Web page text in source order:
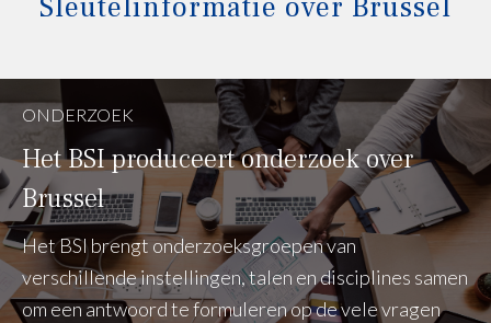
Sleutelinformatie over Brussel
ONDERZOEK
Het BSI produceert onderzoek over
Brussel
Het BSI brengt onderzoeksgroepen van
verschillende instellingen, talen en disciplines samen
om een antwoord te formuleren op de vele vragen